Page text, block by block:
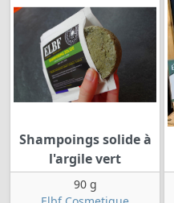
Shampoings solide à
l'argile vert
90 g